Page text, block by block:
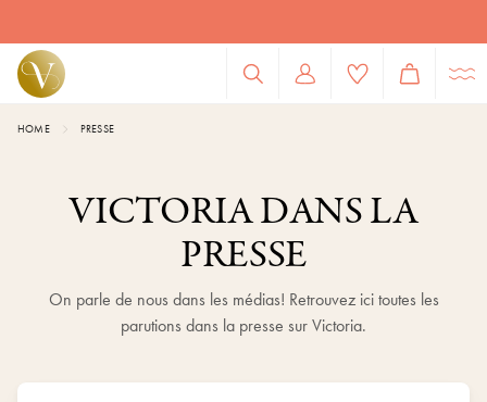
HOME PRESSE
VICTORIA DANS LA
PRESSE
On parle de nous dans les médias! Retrouvez ici toutes les
parutions dans la presse sur Victoria.